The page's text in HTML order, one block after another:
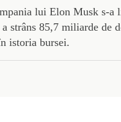
lui Elon Musk s-a
a strâns 85,7 miliarde de
istoria bursei.